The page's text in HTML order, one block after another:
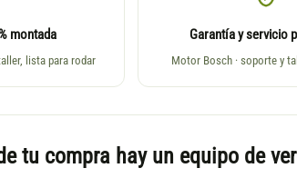
montada
lista para rodar
Garantía y servicio
Motor Bosch · soporte y
tu compra hay un equipo de